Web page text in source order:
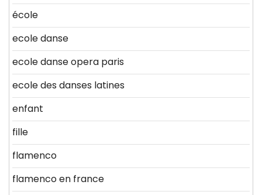
école
ecole danse
ecole danse opera paris
ecole des danses latines
enfant
fille
flamenco
flamenco en france